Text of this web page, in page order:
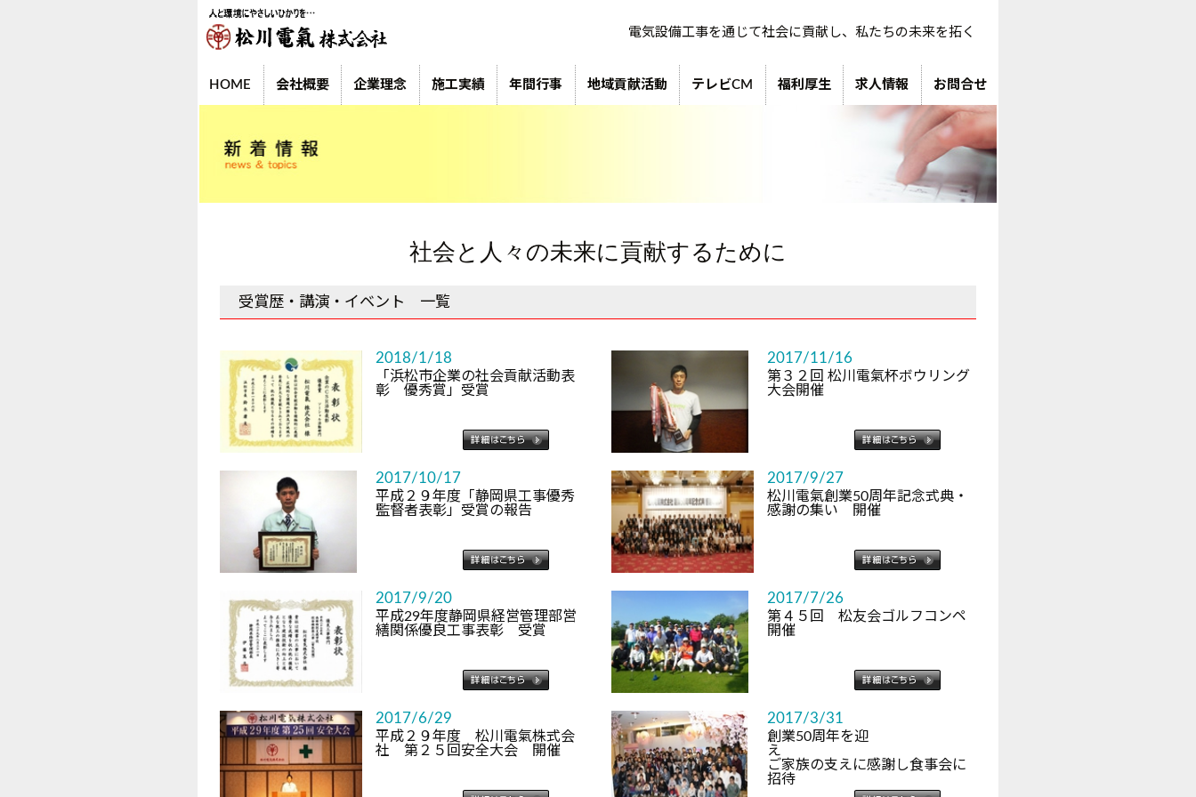
電気設備工事を通じて社会に貢献し、私たちの未来を拓く
HOME 会社概要 企業理念 施工実績 年間行事 地域貢献活動 テレビCM 福利厚生 求人情報 お問合せ
社会と人々の未来に貢献するために
受賞歴・講演・イベント 一覧
2018/1/18
「浜松市企業の社会貢献活動表
彰 優秀賞」受賞
2017/11/16
第３２回 松川電氣杯ボウリング
大会開催
2017/10/17
平成２９年度「静岡県工事優秀
監督者表彰」受賞の報告
2017/9/27
松川電氣創業50周年記念式典・
感謝の集い 開催
2017/9/20
平成29年度静岡県経営管理部営
繕関係優良工事表彰 受賞
2017/7/26
第４５回 松友会ゴルフコンペ
開催
2017/6/29
平成２９年度 松川電氣株式会
社 第２５回安全大会 開催
2017/3/31
創業50周年を迎
え
ご家族の支えに感謝し食事会に
招待